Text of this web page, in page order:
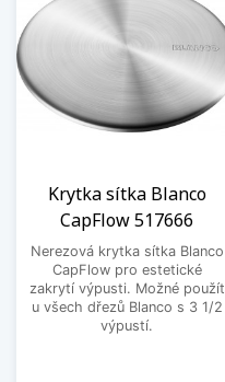
Krytka sítka Blanco
CapFlow 517666
Nerezová krytka sítka Blanco
CapFlow pro estetické
zakrytí výpusti. Možné použít
u všech dřezů Blanco s 3 1/2
výpustí.